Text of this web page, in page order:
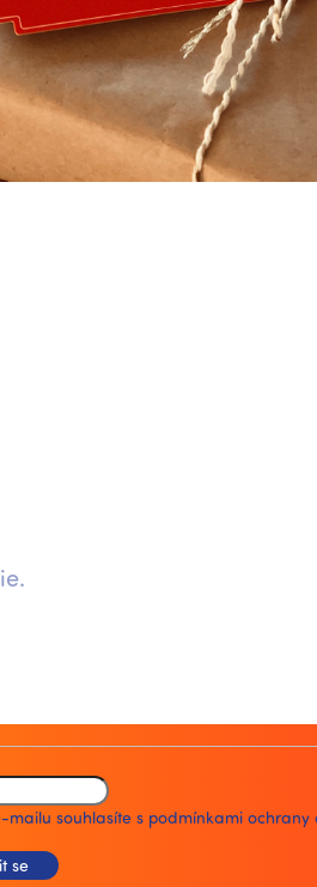
mailu souhlasíte s podmínkami ochrany
se